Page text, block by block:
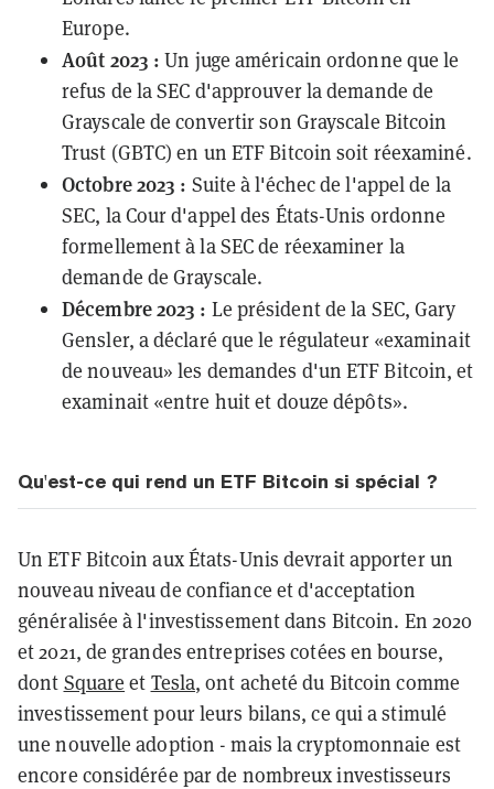
Europe.
Août 2023 : Un juge américainordonne que le
refus de la SEC d'approuver la demande de
Grayscale de convertir son Grayscale Bitcoin
Trust (GBTC) en un ETF Bitcoin soit réexaminé.
Octobre 2023 : Suite à l'échec de l'appel de la
SEC, la Cour d'appel des États-Unis ordonne
formellement à la SEC de réexaminer la
demande de Grayscale.
Décembre 2023 : Le président de la SEC, Gary
Gensler, a déclaré que le régulateur «examinait
de nouveau» les demandes d'un ETF Bitcoin, et
examinait «entre huit et douze dépôts».
Qu'est-ce qui rend un ETF Bitcoin si spécial ?
Un ETF Bitcoin aux États-Unis devrait apporter un
nouveau niveau de confiance et d'acceptation
généralisée à l'investissement dans Bitcoin. En 2020
et 2021, de grandes entreprises cotées en bourse,
dont Square et Tesla, ont acheté du Bitcoin comme
investissement pour leurs bilans, ce qui a stimulé
une nouvelle adoption - mais la cryptomonnaie est
encore considérée par de nombreux investisseurs